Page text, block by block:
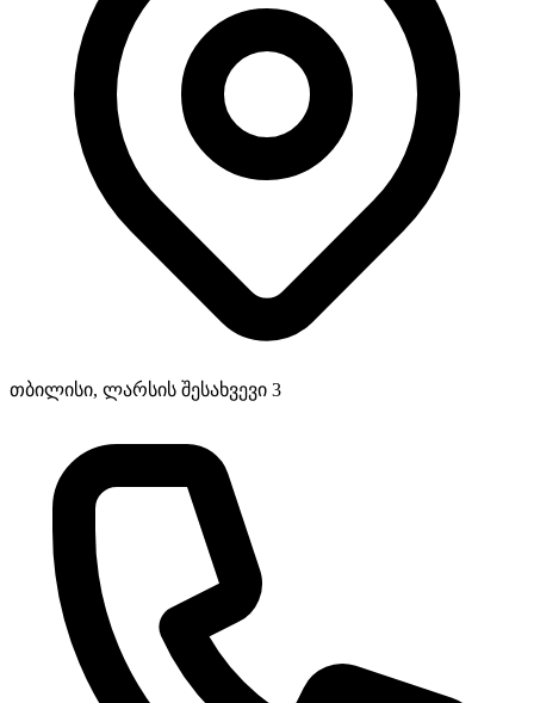
თბილისი, ლარსის შესახვევი 3